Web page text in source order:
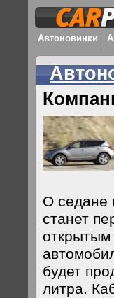
Автоновинки
О седане
станет
будет
литра.